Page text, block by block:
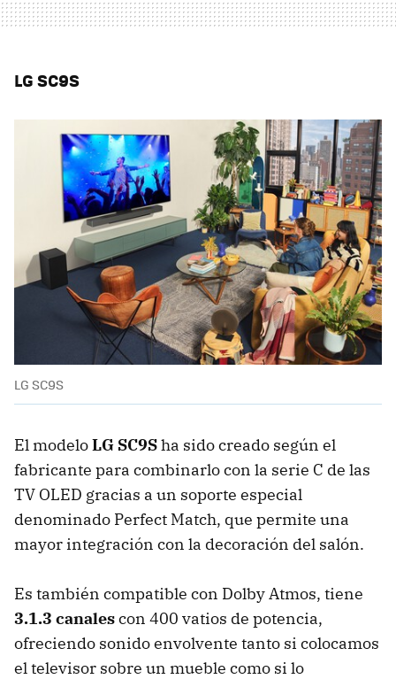
LG SC9S
LG SC9S
El modeloLG SC9Sha sido creado según el
fabricante para combinarlo con la serie C de las
TV OLED gracias a un soporte especial
denominado Perfect Match, que permite una
mayor integración con la decoración del salón.
Es también compatible con Dolby Atmos, tiene
3.1.3 canalescon 400 vatios de potencia,
ofreciendo sonido envolvente tanto si colocamos
el televisor sobre un mueble como si lo